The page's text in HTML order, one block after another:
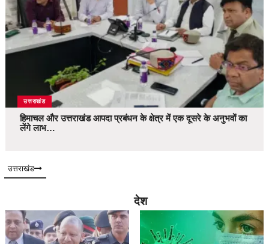
उत्तराखंड
हिमाचल और उत्तराखंड आपदा प्रबंधन के क्षेत्र में एक दूसरे के अनुभवों का
लेंगे लाभ…
उत्तराखंड
देश